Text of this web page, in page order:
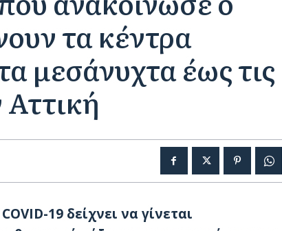
τα κέντρα
μεσάνυχτα έως τις
COVID-19 δείχνει να γίνεται